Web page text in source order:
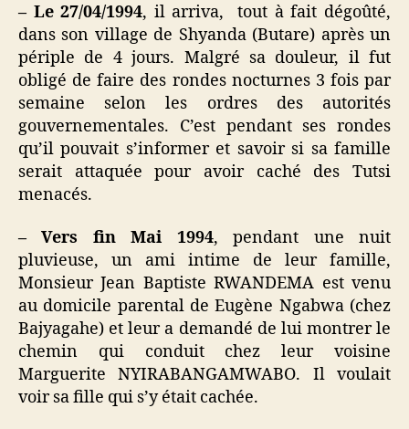
– Le 27/04/1994, il arriva, tout à fait dégoûté,
dans son village de Shyanda (Butare) après un
périple de 4 jours. Malgré sa douleur, il fut
obligé de faire des rondes nocturnes 3 fois par
semaine selon les ordres des autorités
gouvernementales. C’est pendant ses rondes
qu’il pouvait s’informer et savoir si sa famille
serait attaquée pour avoir caché des Tutsi
menacés.
– Vers fin Mai 1994, pendant une nuit
pluvieuse, un ami intime de leur famille,
Monsieur Jean Baptiste RWANDEMA est venu
au domicile parental de Eugène Ngabwa (chez
Bajyagahe) et leur a demandé de lui montrer le
chemin qui conduit chez leur voisine
Marguerite NYIRABANGAMWABO. Il voulait
voir sa fille qui s’y était cachée.